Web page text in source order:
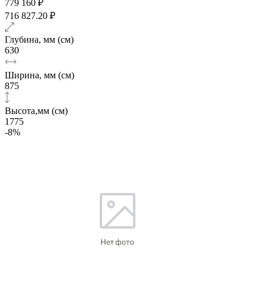
779 160 ₽
716 827.20 ₽
Глубина, мм (см)
630
Ширина, мм (см)
875
Высота,мм (см)
1775
-8%